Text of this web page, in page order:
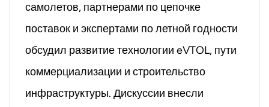
самолетов, партнерами по цепочке
поставок и экспертами по летной годности
обсудил развитие технологии eVTOL, пути
коммерциализации и строительство
инфраструктуры. Дискуссии внесли